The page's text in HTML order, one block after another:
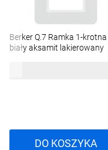
Berker Q.7 Ramka 1-krotna
biały aksamit lakierowany
DO KOSZYKA